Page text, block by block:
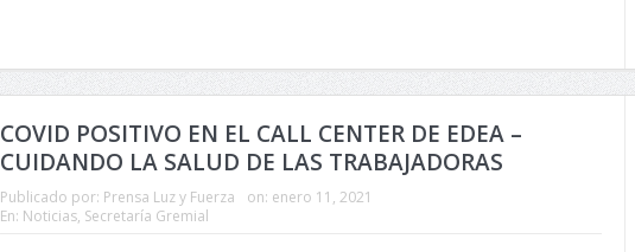
COVID POSITIVO EN EL CALL CENTER DE EDEA –
CUIDANDO LA SALUD DE LAS TRABAJADORAS
Publicado por: Prensa Luz y Fuerza on: enero 11, 2021
En: Noticias, Secretaría Gremial